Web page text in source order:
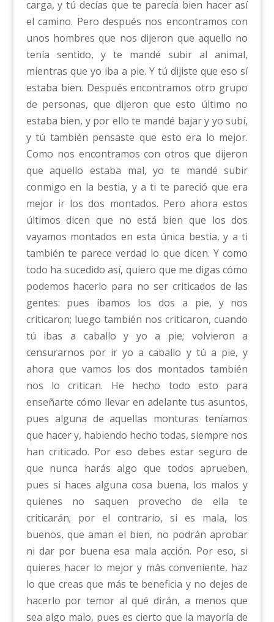
carga, y tú decías que te parecía bien hacer así
el camino. Pero después nos encontramos con
unos hombres que nos dijeron que aquello no
tenía sentido, y te mandé subir al animal,
mientras que yo iba a pie. Y tú dijiste que eso sí
estaba bien. Después encontramos otro grupo
de personas, que dijeron que esto último no
estaba bien, y por ello te mandé bajar y yo subí,
y tú también pensaste que esto era lo mejor.
Como nos encontramos con otros que dijeron
que aquello estaba mal, yo te mandé subir
conmigo en la bestia, y a ti te pareció que era
mejor ir los dos montados. Pero ahora estos
últimos dicen que no está bien que los dos
vayamos montados en esta única bestia, y a ti
también te parece verdad lo que dicen. Y como
todo ha sucedido así, quiero que me digas cómo
podemos hacerlo para no ser criticados de las
gentes: pues íbamos los dos a pie, y nos
criticaron; luego también nos criticaron, cuando
tú ibas a caballo y yo a pie; volvieron a
censurarnos por ir yo a caballo y tú a pie, y
ahora que vamos los dos montados también
nos lo critican. He hecho todo esto para
enseñarte cómo llevar en adelante tus asuntos,
pues alguna de aquellas monturas teníamos
que hacer y, habiendo hecho todas, siempre nos
han criticado. Por eso debes estar seguro de
que nunca harás algo que todos aprueben,
pues si haces alguna cosa buena, los malos y
quienes no saquen provecho de ella te
criticarán; por el contrario, si es mala, los
buenos, que aman el bien, no podrán aprobar
ni dar por buena esa mala acción. Por eso, si
quieres hacer lo mejor y más conveniente, haz
lo que creas que más te beneficia y no dejes de
hacerlo por temor al qué dirán, a menos que
sea algo malo, pues es cierto que la mayoría de